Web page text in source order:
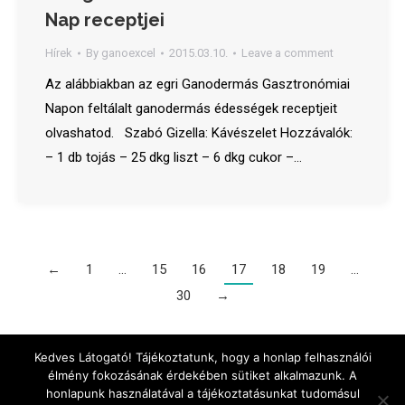
Nap receptjei
Hírek By ganoexcel 2015.03.10. Leave a comment
Az alábbiakban az egri Ganodermás Gasztronómiai
Napon feltálalt ganodermás édességek receptjeit
olvashatod. Szabó Gizella: Kávészelet Hozzávalók:
– 1 db tojás – 25 dkg liszt – 6 dkg cukor –…
← 1 … 15 16 17 18 19
…
30
→
Menu
Kedves Látogató! Tájékoztatunk, hogy a honlap felhasználói
élmény fokozásának érdekében sütiket alkalmazunk. A
honlapunk használatával a tájékoztatásunkat tudomásul